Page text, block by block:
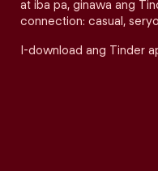
at iba pa, ginawa ang
connection: casual,
I-download ang Tinder